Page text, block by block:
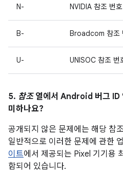
N- NVIDIA 참조 번호
B- Broadcom 참조
U- UNISOC 참조 번
5. 참조열에서 Android 버그 ID
미하나요?
공개되지 않은 문제에는 해당 참
일반적으로 이러한 문제에 관한
이트에서 제공되는 Pixel 기기용
함되어 있습니다.